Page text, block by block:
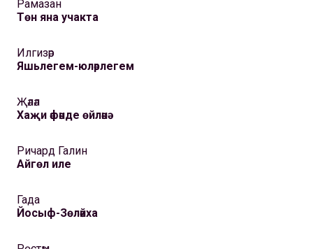
Рамазан
Төн яна учакта
Илгизәр
Яшьлегем-юләрлегем
Җәләл
Хаҗи әфәнде өйләнә
Ричард Галин
Айгөл иле
Гада
Йосыф-Зөләйха